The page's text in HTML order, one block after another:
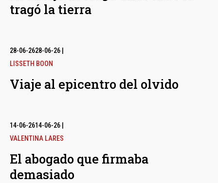
tragó la tierra
28-06-2628-06-26
LISSETH BOON
Viaje al epicentro del olvido
14-06-2614-06-26
VALENTINA LARES
El abogado que firmaba
demasiado